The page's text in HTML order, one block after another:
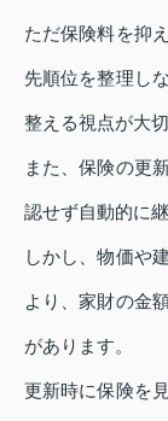
ただ保険料を抑
先順位を整理し
整える視点が大切
また、保険の更
認せず自動的に
しかし、物価や
より、家財の金
があります。
更新時に保険を